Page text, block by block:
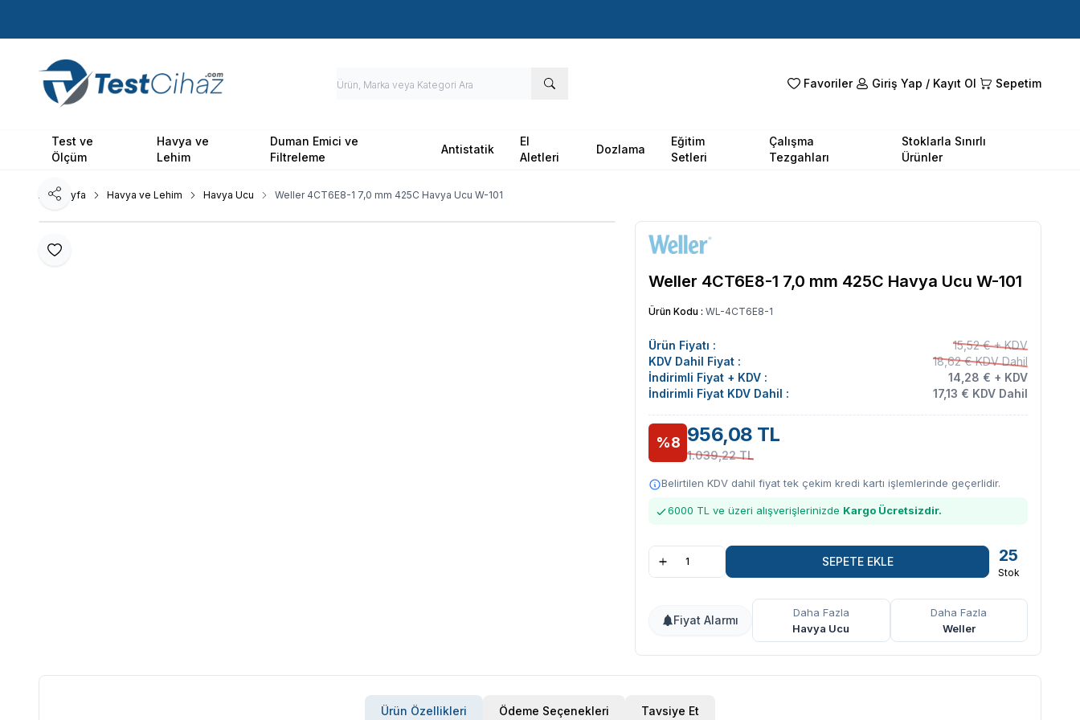
Favoriler Giriş Yap / Kayıt Ol Sepetim
Test ve
Ölçüm
Havya ve
Lehim
Duman Emici ve
Filtreleme
Antistatik
El
Aletleri
Dozlama
Eğitim
Setleri
Çalışma
Tezgahları
Stoklarla Sınırlı
Ürünler
Ana Sayfa Havya ve Lehim Havya Ucu Weller 4CT6E8-1 7,0 mm 425C Havya Ucu W-101
Favoriye Ekle
Paylaş
Weller 4CT6E8-1 7,0 mm 425C Havya Ucu W-101
Ürün Kodu : WL-4CT6E8-1
Ürün Fiyatı :
15,52 € + KDV
KDV Dahil Fiyat :
18,62 € KDV Dahil
İndirimli Fiyat + KDV :
14,28 € + KDV
İndirimli Fiyat KDV Dahil :
17,13 € KDV Dahil
%8 956,08 TL
1.039,22 TL
Belirtilen KDV dahil fiyat tek çekim kredi kartı işlemlerinde geçerlidir.
6000 TL ve üzeri alışverişlerinizde Kargo Ücretsizdir.
SEPETE EKLE 25
Stok
Fiyat Alarmı
Daha Fazla
Havya Ucu
Daha Fazla
Weller
Ürün Özellikleri Ödeme Seçenekleri Tavsiye Et